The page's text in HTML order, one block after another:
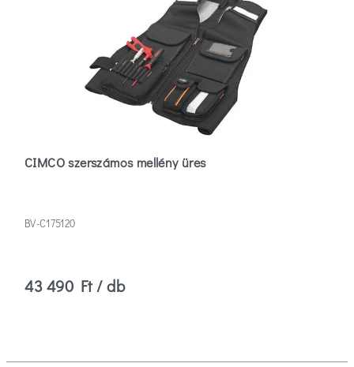
CIMCO szerszámos mellény üres
BV-C175120
43 490 Ft / db